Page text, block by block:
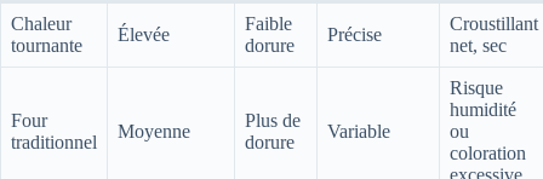
Chaleur
tournante
Élevée
Faible
dorure
Précise
Croustillant
net, sec
Four
traditionnel
Moyenne
Plus de
dorure
Variable
Risque
humidité
ou
coloration
excessive